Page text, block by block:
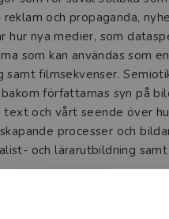
och propaganda,
nya medier, som
som kan användas som
samt filmsekvenser.
författarnas syn på
text och vårt seende över
processer och
och lärarutbildning